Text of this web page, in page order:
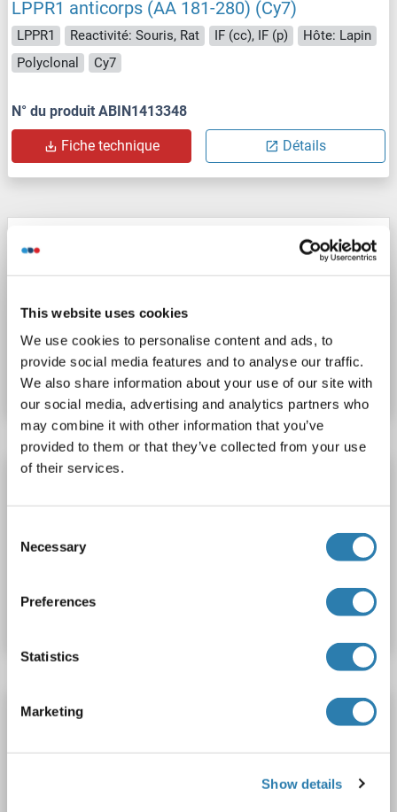
This website uses cookies
We use cookies to personalise content and ads, to
provide social media features and to analyse our traffic.
We also share information about your use of our site with
our social media, advertising and analytics partners who
may combine it with other information that you’ve
provided to them or that they’ve collected from your use
of their services.
Selection
Necessary
Preferences
Statistics
Marketing
Show details
LPPR1 anticorps (AA 181-280) (Cy7)
LPPR1 Reactivité: Souris, Rat IF (cc), IF (p)
Hôte: Lapin
Polyclonal
Cy7
N° du produit ABIN1413348
Fiche technique Détails
LPPR1 anticorps (AA 181-280) (Cy5)
N° du produit ABIN1413346
Fiche technique Détails
LPPR1 anticorps (AA 181-280) (Cy3)
LPPR1 Reactivité: Souris, Rat IF (cc), IF (p)
Hôte: Lapin
LPPR1 anticorps (AA 181-280) (Biotin)